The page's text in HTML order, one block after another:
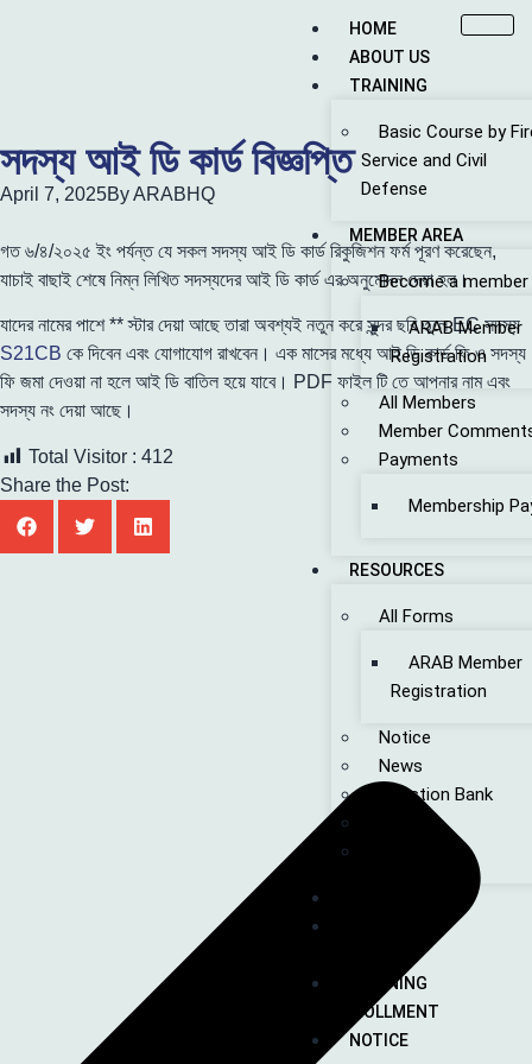
HOME
ABOUT US
TRAINING
Basic Course by
Service and Civil
Defense
MEMBER AREA
Become a member
ARAB Member
Registration
All Members
Member
Payments
Membership
RESOURCES
All Forms
ARAB Member
Registration
Notice
News
Question Bank
TRAINING
ENROLLMENT
NOTICE
সদস্য আই ডি কার্ড বিজ্ঞপ্তি
April 7, 2025ByARABHQ
গত ৬/৪/২০২৫ ইং পর্যন্ত যে সকল সদস্য আই ডি কার্ড রিকুজিশন ফর্ম পূরণ করেছেন,
যাচাই বাছাই শেষে নিম্ন লিখিত সদস্যদের আই ডি কার্ড এর অনুমোদন দেয়া হল।
যাদের নামের পাশে ** স্টার দেয়া আছে তারা অবশ্যই নতুন করে সুন্দর ছবি তুলে EC সদস্য
S21CB কে দিবেন এবং যোগাযোগ রাখবেন। এক মাসের মধ্যে আই ডি কার্ড ফি ও সদস্য
ফি জমা দেওয়া না হলে আই ডি বাতিল হয়ে যাবে। PDF ফাইল টি তে আপনার নাম এবং
সদস্য নং দেয়া আছে।
Total Visitor : 412
Share the Post: